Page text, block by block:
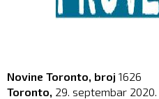
Novine Toronto, broj 1626
Toronto, 29. septembar 2020.